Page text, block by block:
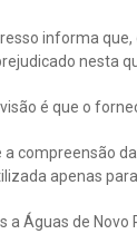
informa
nesta
é que o
a compreensão
apenas
a Águas de